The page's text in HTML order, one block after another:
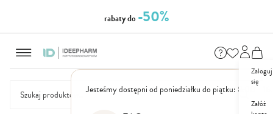
rabaty do -50%
do
treści
Jesteśmy dostępni od poniedziałku do piątku: 8.00 -
Zaloguj
się
Załóż